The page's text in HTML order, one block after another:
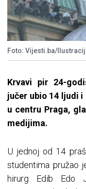
Foto: Vijesti.ba/
Krvavi pir 24-
jučer ubio 14 ljudi
u centru Praga,
medijima.
U jednoj od 14
studentima pružao
hirurg Edib Edo